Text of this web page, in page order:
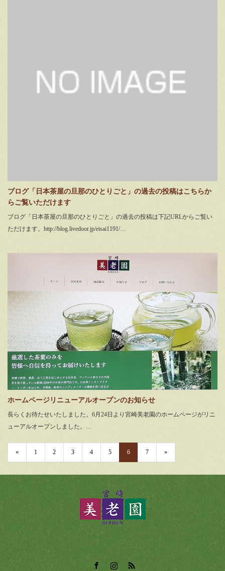
ブログ「日本茶屋の旦那のひとりごと」の過去の投稿はこちらか
らご覧いただけます
ブログ「日本茶屋の旦那のひとりごと」の過去の投稿は下記URLからご覧い
ただけます。http://blog.livedoor.jp/eisai1191/…
ホームページリニューアルオープンのお知らせ
長らくお待たせいたしました。6月24日より宮崎美老園のホームページがリニ
ューアルオープンしました。…
« 1 2 3 4 5 6 7 »
FacebookInstagramRSS